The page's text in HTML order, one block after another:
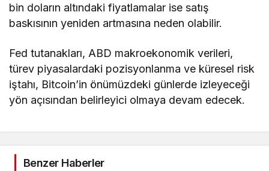
bin doların altındaki fiyatlamalar ise satış
baskısının yeniden artmasına neden olabilir.
Fed tutanakları, ABD makroekonomik verileri,
türev piyasalardaki pozisyonlanma ve küresel risk
iştahı, Bitcoin’in önümüzdeki günlerde izleyeceği
yön açısından belirleyici olmaya devam edecek.
Benzer Haberler